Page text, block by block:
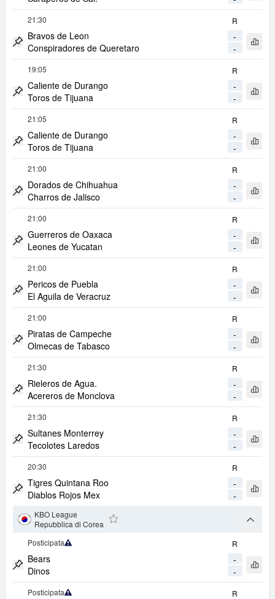
Metti Match in Evidenza
Metti Match in Evidenza
21:30
Bravos de Leon
Conspiradores de Queretaro
-
-
R
Apri
Metti Match in Evidenza
19:05
Caliente de Durango
Toros de Tijuana
-
-
R
Apri
Metti Match in Evidenza
21:05
Caliente de Durango
Toros de Tijuana
-
-
R
Apri
Metti Match in Evidenza
21:00
Dorados de Chihuahua
Charros de Jalisco
-
-
R
Apri
Metti Match in Evidenza
21:00
Guerreros de Oaxaca
Leones de Yucatan
-
-
R
Apri
Metti Match in Evidenza
21:00
Pericos de Puebla
El Aguila de Veracruz
-
-
R
Apri
Metti Match in Evidenza
21:00
Piratas de Campeche
Olmecas de Tabasco
-
-
R
Apri
Metti Match in Evidenza
21:30
Rieleros de Agua.
Acereros de Monclova
-
-
R
Apri
Metti Match in Evidenza
21:30
Sultanes Monterrey
Tecolotes Laredos
-
-
R
Apri
Metti Match in Evidenza
20:30
Tigres Quintana Roo
Diablos Rojos Mex
-
-
R
Apri
KBO League
Repubblica di Corea
arrow
Metti Match in Evidenza
Posticipata
Bears
Dinos
-
-
R
Apri
Posticipata R